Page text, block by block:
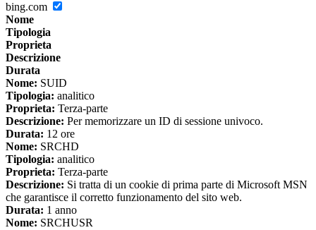
bing.com
Nome
Tipologia
Proprieta
Descrizione
Durata
Nome: SUID
Tipologia: analitico
Proprieta: Terza-parte
Descrizione: Per memorizzare un ID di sessione univoco.
Durata: 12 ore
Nome: SRCHD
Tipologia: analitico
Proprieta: Terza-parte
Descrizione: Si tratta di un cookie di prima parte di Microsoft MSN
che garantisce il corretto funzionamento del sito web.
Durata: 1 anno
Nome: SRCHUSR